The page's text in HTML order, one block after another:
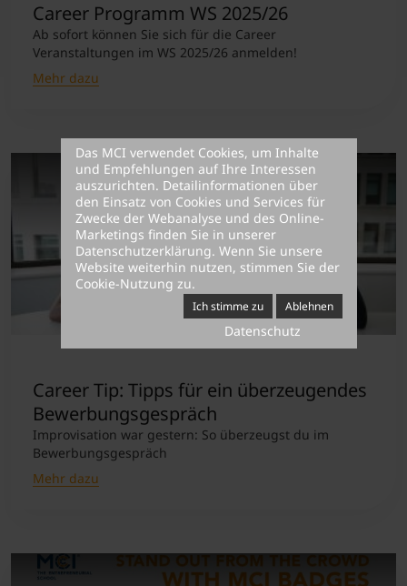
Career Programm WS 2025/26
Ab sofort können Sie sich für die Career
Veranstaltungen im WS 2025/26 anmelden!
Mehr dazu
Career Tip: Tipps für ein überzeugendes
Bewerbungsgespräch
Improvisation war gestern: So überzeugst du im
Bewerbungsgespräch
Mehr dazu
Das MCI verwendet Cookies, um Inhalte
und Empfehlungen auf Ihre Interessen
auszurichten. Detailinformationen über
den Einsatz von Cookies und Services für
Zwecke der Webanalyse und des Online-
Marketings finden Sie in unserer
Datenschutzerklärung. Wenn Sie unsere
Website weiterhin nutzen, stimmen Sie der
Cookie-Nutzung zu.
Ich stimme zu Ablehnen
Datenschutz